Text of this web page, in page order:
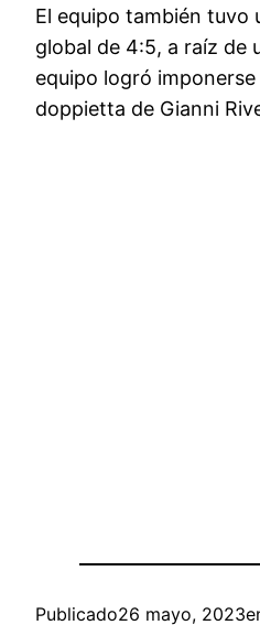
El equipo también tuvo
global de 4:5, a raíz de
equipo logró
doppietta de Gianni
Publicado26 mayo, 2023